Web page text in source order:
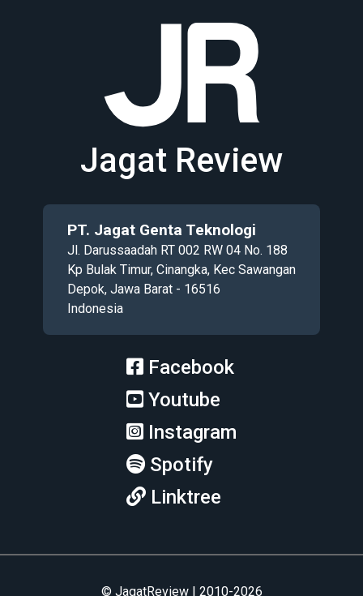
Jagat Review
PT. Jagat Genta Teknologi
Jl. Darussaadah RT 002 RW 04 No. 188
Kp Bulak Timur, Cinangka, Kec Sawangan
Depok, Jawa Barat - 16516
Indonesia
Facebook
Youtube
Instagram
Spotify
Linktree
© JagatReview | 2010-2026